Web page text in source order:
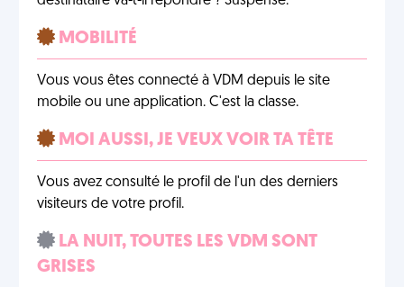
MOBILITÉ
Vous vous êtes connecté à VDM depuis le site
mobile ou une application. C'est la classe.
MOI AUSSI, JE VEUX VOIR TA TÊTE
Vous avez consulté le profil de l'un des derniers
visiteurs de votre profil.
LA NUIT, TOUTES LES VDM SONT
GRISES